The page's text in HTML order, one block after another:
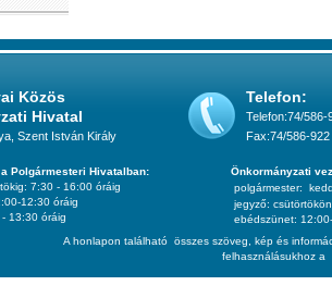
Közös
Hivatal
Szent István Király
Telefon:
Telefon:74/586-
Fax:74/586-922
A honlapon található összes szöveg, kép és
felhasználásukhoz a
Polgármesteri Hivatalban:
7:30 - 16:00 óráig
12:30 óráig
13:30 óráig
Önkormányzati
polgármester:
jegyző: csütörtökön
ebédszünet: